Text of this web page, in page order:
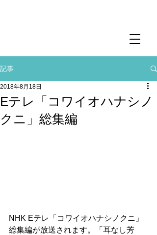
記事
Eテレ「コワイオハナシノ
クニ」総集編
2018年8月18日
NHK Eテレ「コワイオハナシノクニ」
総集編が放送されます。「耳なし芳